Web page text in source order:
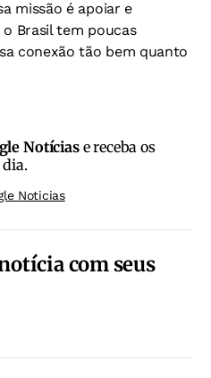
missão é apoiar e
Brasil tem poucas
conexão tão bem quanto
Notíciase receba os
Noticias
com seus